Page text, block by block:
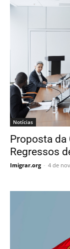
Notícias
Proposta da
Regressos
Imigrar.org - 4 de